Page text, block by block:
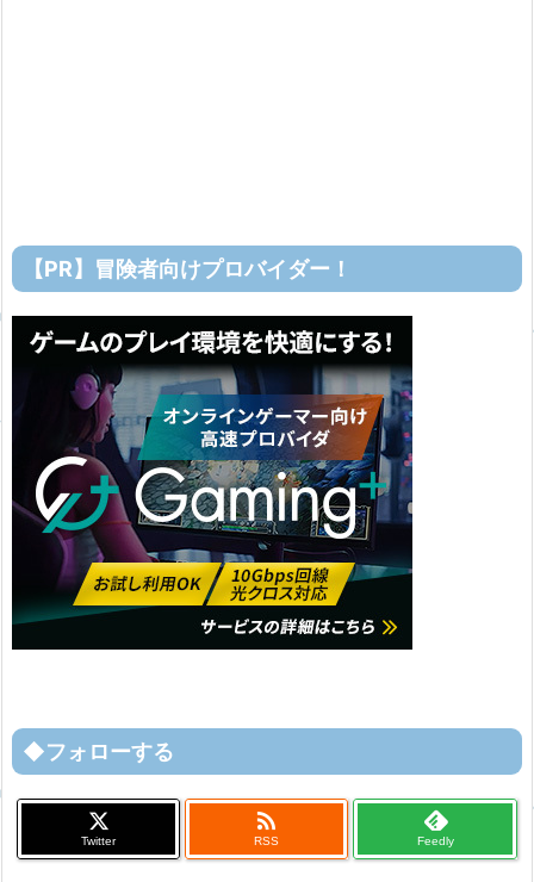
【PR】冒険者向けプロバイダー！
◆フォローする
Twitter

RSS Feedly